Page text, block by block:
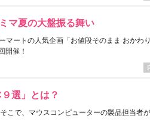
マ夏の大盤振る舞い
マートの人気企画「お値段そのまま おかわり
開催！
選」とは？
こで、マウスコンピューターの製品担当者